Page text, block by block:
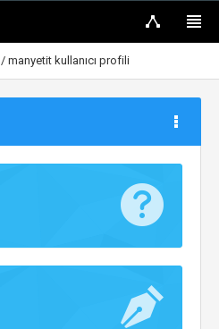
/ manyetit kullanıcı profili